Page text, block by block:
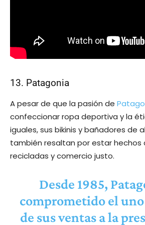
13. Patagonia
A pesar de que la pasión de
confeccionar ropa deportiva y la
iguales, sus bikinis y bañadores de
también resaltan por estar hechos
recicladas y comercio justo.
Desde 1985,
comprometido el
de sus ventas a la